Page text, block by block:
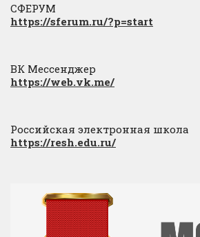
СФЕРУМ
https://sferum.ru/?p=start
ВК Мессенджер
https://web.vk.me/
Российская электронная школа
https://resh.edu.ru/